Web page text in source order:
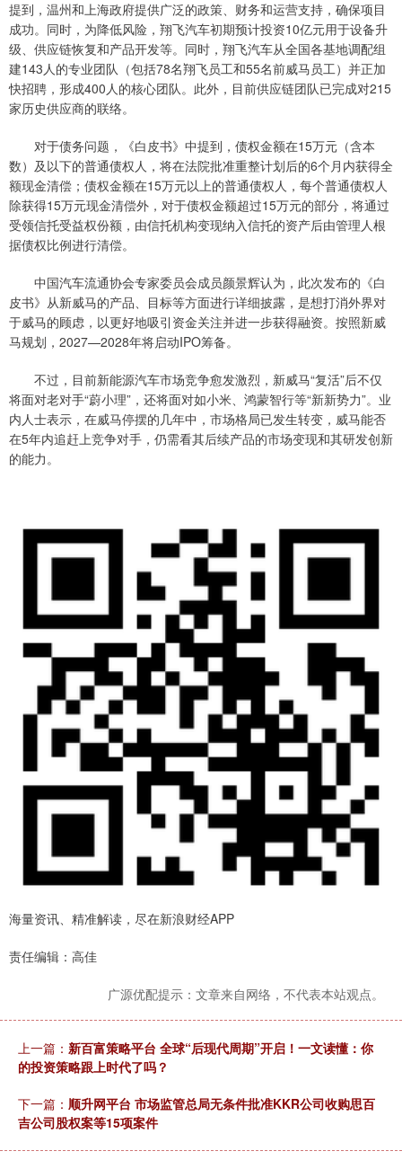
提到，温州和上海政府提供广泛的政策、财务和运营支持，确保项目
成功。同时，为降低风险，翔飞汽车初期预计投资10亿元用于设备升
级、供应链恢复和产品开发等。同时，翔飞汽车从全国各基地调配组
建143人的专业团队（包括78名翔飞员工和55名前威马员工）并正加
快招聘，形成400人的核心团队。此外，目前供应链团队已完成对215
家历史供应商的联络。
对于债务问题，《白皮书》中提到，债权金额在15万元（含本
数）及以下的普通债权人，将在法院批准重整计划后的6个月内获得全
额现金清偿；债权金额在15万元以上的普通债权人，每个普通债权人
除获得15万元现金清偿外，对于债权金额超过15万元的部分，将通过
受领信托受益权份额，由信托机构变现纳入信托的资产后由管理人根
据债权比例进行清偿。
中国汽车流通协会专家委员会成员颜景辉认为，此次发布的《白
皮书》从新威马的产品、目标等方面进行详细披露，是想打消外界对
于威马的顾虑，以更好地吸引资金关注并进一步获得融资。按照新威
马规划，2027—2028年将启动IPO筹备。
不过，目前新能源汽车市场竞争愈发激烈，新威马“复活”后不仅
将面对老对手“蔚小理”，还将面对如小米、鸿蒙智行等“新新势力”。业
内人士表示，在威马停摆的几年中，市场格局已发生转变，威马能否
在5年内追赶上竞争对手，仍需看其后续产品的市场变现和其研发创新
的能力。
海量资讯、精准解读，尽在新浪财经APP
责任编辑：高佳
广源优配提示：文章来自网络，不代表本站观点。
上一篇： 新百富策略平台 全球“后现代周期”开启！一文读懂：你
的投资策略跟上时代了吗？
下一篇： 顺升网平台 市场监管总局无条件批准KKR公司收购思百
吉公司股权案等15项案件